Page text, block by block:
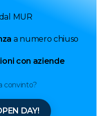
MUR
a numero chiuso
con aziende
convinto?
DAY!